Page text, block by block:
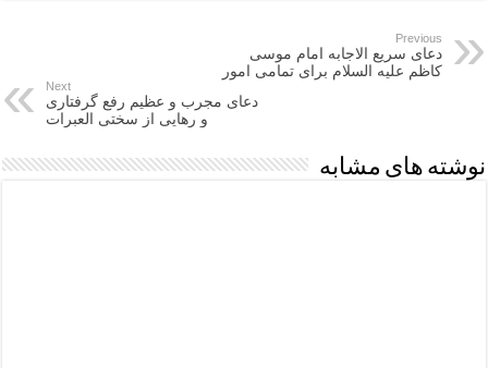
Previous
دعای سریع الاجابه امام موسی
کاظم علیه السلام برای تمامی امور
Next
دعای مجرب و عظیم رفع گرفتاری
و رهایی از سختی العبرات
نوشته های مشابه